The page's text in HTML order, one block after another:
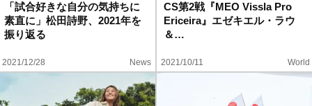
「試合好きな自分の気持ちに
素直に」松田詩野、2021年を
振り返る
2021/12/28 News
CS第2戦『MEO Vissla Pro
Ericeira』エゼキエル・ラウ
＆…
2021/10/11 World